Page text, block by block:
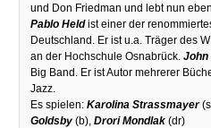
und Don Friedman und lebt nun
Pablo Heldist einer der
Deutschland. Er ist u.a. Träger des
an der Hochschule Osnabrück.John
Big Band. Er ist Autor mehrerer
Jazz.
Es spielen:Karolina Strassmayer
Goldsby (b),Drori Mondlak (dr)